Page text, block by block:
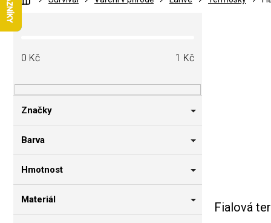
P
o
a
n
í
a
0 Kč 1 Kč
Značky
Barva
Hmotnost
Materiál
Fialová